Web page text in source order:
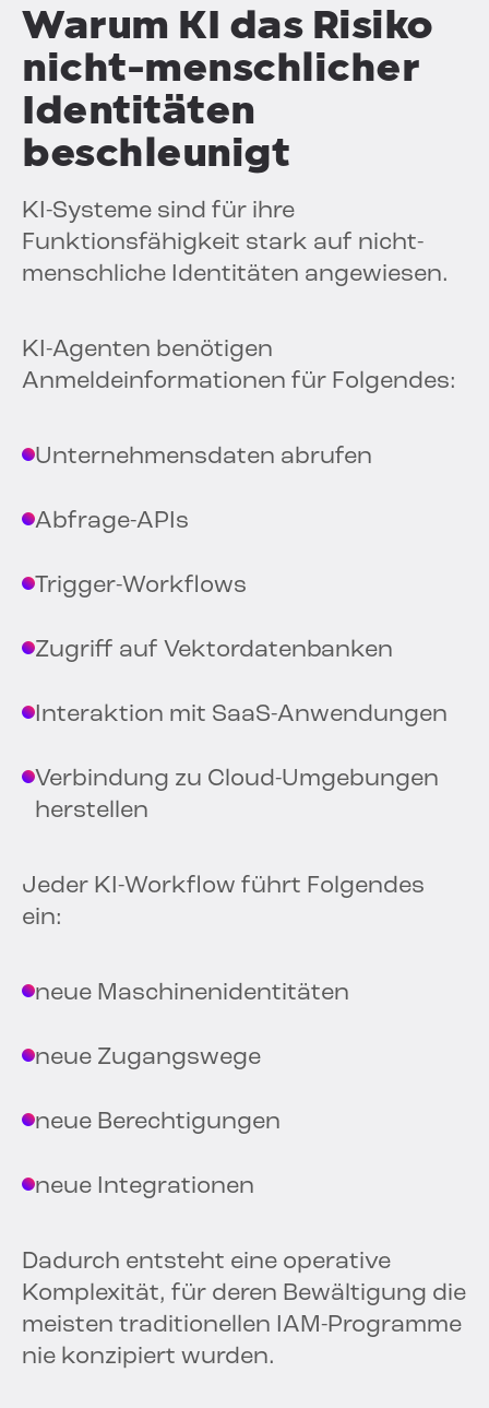
Warum KI das Risiko
nicht-menschlicher
Identitäten
beschleunigt
KI-Systeme sind für ihre
Funktionsfähigkeit stark auf nicht-
menschliche Identitäten angewiesen.
KI-Agenten benötigen
Anmeldeinformationen für Folgendes:
Unternehmensdaten abrufen
Abfrage-APIs
Trigger-Workflows
Zugriff auf Vektordatenbanken
Interaktion mit SaaS-Anwendungen
Verbindung zu Cloud-Umgebungen
herstellen
Jeder KI-Workflow führt Folgendes
ein:
neue Maschinenidentitäten
neue Zugangswege
neue Berechtigungen
neue Integrationen
Dadurch entsteht eine operative
Komplexität, für deren Bewältigung die
meisten traditionellen IAM-Programme
nie konzipiert wurden.